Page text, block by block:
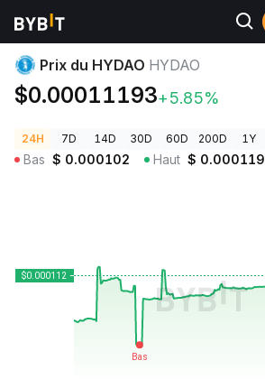
Prix des cryptos Prix du HYDAO HYDAO
Prix du HYDAO HYDAO
$0.00011193+5.85%
24H 7D 14D 30D 60D 200D 1Y
Bas $ 0.000102 Haut $ 0.000119